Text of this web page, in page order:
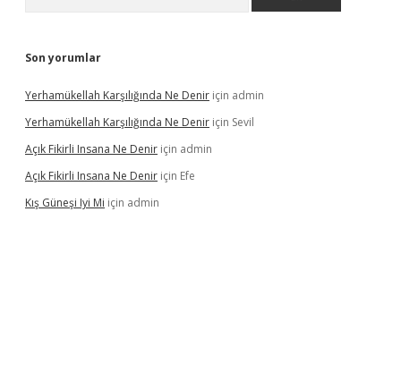
Son yorumlar
Yerhamükellah Karşılığında Ne Denir için admin
Yerhamükellah Karşılığında Ne Denir için Sevil
Açık Fikirli Insana Ne Denir için admin
Açık Fikirli Insana Ne Denir için Efe
Kış Güneşi Iyi Mi için admin